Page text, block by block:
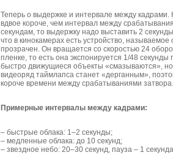
Теперь о выдержке и интервале между кадрами.
вдвое короче, чем интервал между
секундам, то выдержку надо выставить 2
что в кинокамерах есть устройство,
прозрачен. Он вращается со скоростью 24
пленке, то есть она экспонируется 1/48
быстро движущиеся объекты «смазываются»,
видеоряд таймлапса станет «дерганным»,
короче времени между срабатываниями затвора.
Примерные интервалы между кадрами:
– быстрые облака: 1–2 секунды;
– медленные облака: до 10 секунд;
– звездное небо: 20–30 секунд, пауза – 1